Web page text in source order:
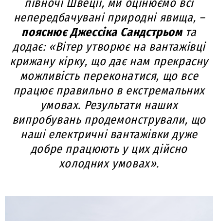
непередбачувані природні явища, –
пояснює Джессіка Сандстрьомта
додає: «Вітер утворює на вантажівці
крижану кірку, що дає нам прекрасну
можливість переконатися, що все
працює правильно в екстремальних
умовах. Результати наших
випробувань продемонстрували, що
наші електричні вантажівки дуже
добре працюють у цих дійсно
холодних умовах».